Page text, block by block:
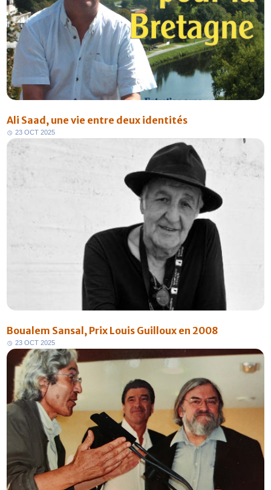
Ali Saad, une vie entre deux identités
23 OCT 2025
Boualem Sansal, Prix Louis Guilloux en 2008
23 OCT 2025